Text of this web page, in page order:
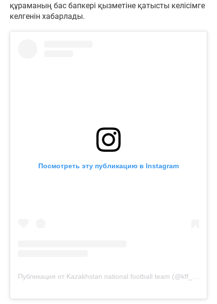
құраманың бас бапкері қызметіне қатысты келісімге
келгенін хабарлады.
Посмотреть эту публикацию в Instagram